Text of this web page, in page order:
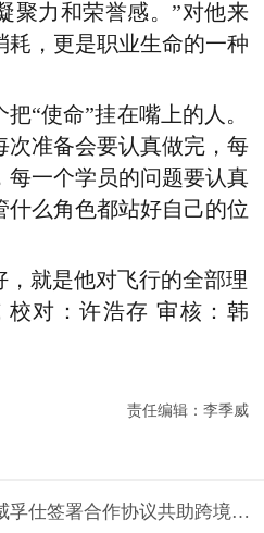
聚力和荣誉感。”对他来
耗，更是职业生命的一种
“使命”挂在嘴上的人。
次准备会要认真做完，每
每一个学员的问题要认真
什么角色都站好自己的位
，就是他对飞行的全部理
校对：许浩存 审核：韩
责任编辑： 李季威
孚仕签署合作协议共助跨境出